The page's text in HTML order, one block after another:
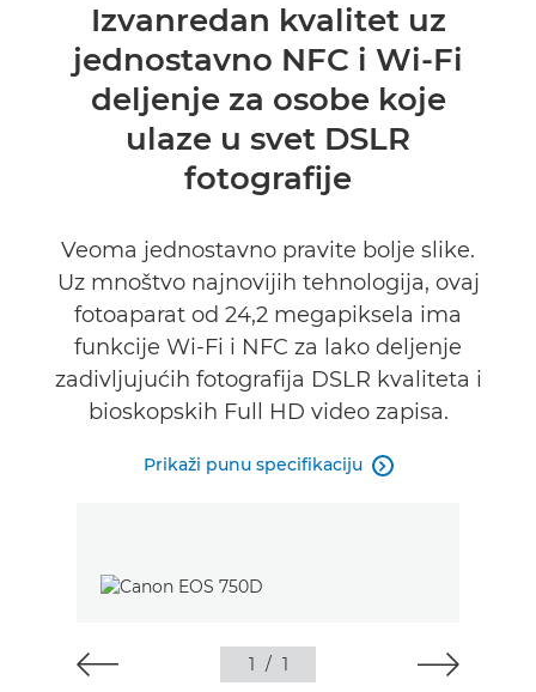
Specifikacije
Izvanredan kvalitet uz
jednostavno NFC i Wi-Fi
deljenje za osobe koje
ulaze u svet DSLR
fotografije
Veoma jednostavno pravite bolje slike.
Uz mnoštvo najnovijih tehnologija, ovaj
fotoaparat od 24,2 megapiksela ima
funkcije Wi-Fi i NFC za lako deljenje
zadivljujućih fotografija DSLR kvaliteta i
bioskopskih Full HD video zapisa.
Prikaži punu specifikaciju 
1 / 1